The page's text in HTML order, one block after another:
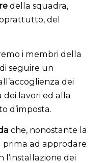
della squadra,
del
i membri della
seguire un
dei
dei lavori ed alla
d’imposta.
che, nonostante la
prima ad approdare
l’installazione dei